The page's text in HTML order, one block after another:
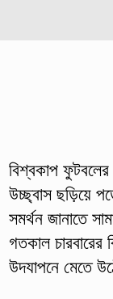
বিশ্বকাপ ফুটবলের
উচ্ছ্বাস ছড়িয়ে
সমর্থন জানাতে
গতকাল চারবারের
উদযাপনে মেতে